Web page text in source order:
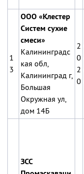
1
3
ООО «Клестер
Систем сухие
смеси»
Калининградс
кая обл,
Калининград г,
Большая
Окружная ул,
дом 14Б
2
0
2
0
ЗСС